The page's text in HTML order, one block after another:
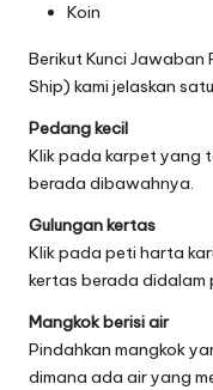
Koin
Berikut Kunci Jawaban
Ship) kami jelaskan
Pedang kecil
Klik pada karpet yang
berada dibawahnya.
Gulungan kertas
Klik pada peti harta
kertas berada didalam
Mangkok berisi air
Pindahkan mangkok
dimana ada air yang